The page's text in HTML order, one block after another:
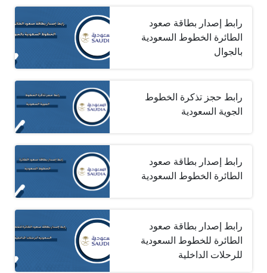
رابط إصدار بطاقة صعود
الطائرة الخطوط السعودية
بالجوال
رابط حجز تذكرة الخطوط
الجوية السعودية
رابط إصدار بطاقة صعود
الطائرة الخطوط السعودية
رابط إصدار بطاقة صعود
الطائرة للخطوط السعودية
للرحلات الداخلية